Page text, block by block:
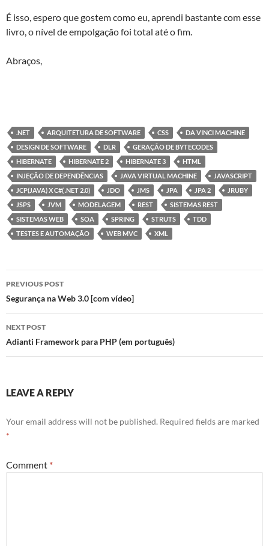
É isso, espero que gostem como eu, aprendi bastante com esse
livro, o nível de empolgação foi total até o fim.
Abraços,
.NET ARQUITETURA DE SOFTWARE CSS
DA VINCI MACHINE
DESIGN DE SOFTWARE
DLR
GERAÇÃO DE BYTECODES
HIBERNATE
HIBERNATE 2 HIBERNATE 3
HTML
INJEÇÃO DE DEPENDÊNCIAS
JAVA VIRTUAL MACHINE
JAVASCRIPT
JCP(JAVA) X C#( .NET 2.0)
JDO JMS JPA JPA 2
JRUBY
JSPS
JVM MODELAGEM REST
SISTEMAS REST
SISTEMAS WEB
SOA SPRING STRUTS
TDD
TESTES E AUTOMAÇÃO
WEB MVC XML
Post
navigation
PREVIOUS POST
Segurança na Web 3.0 [com vídeo]
NEXT POST
Adianti Framework para PHP (em português)
LEAVE A REPLY
Your email address will not be published. Required fields are marked
*
Comment *